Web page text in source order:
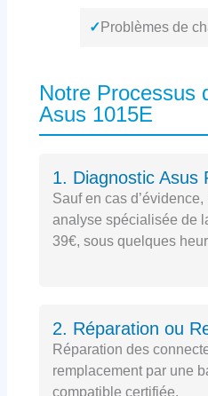
✓ Problèmes de
Notre Processus
Asus 1015E
1. Diagnostic Asus
Sauf en cas
analyse spécialisée de
39€, sous quelques
2. Réparation ou
Réparation des
remplacement par une
compatible certifiée.